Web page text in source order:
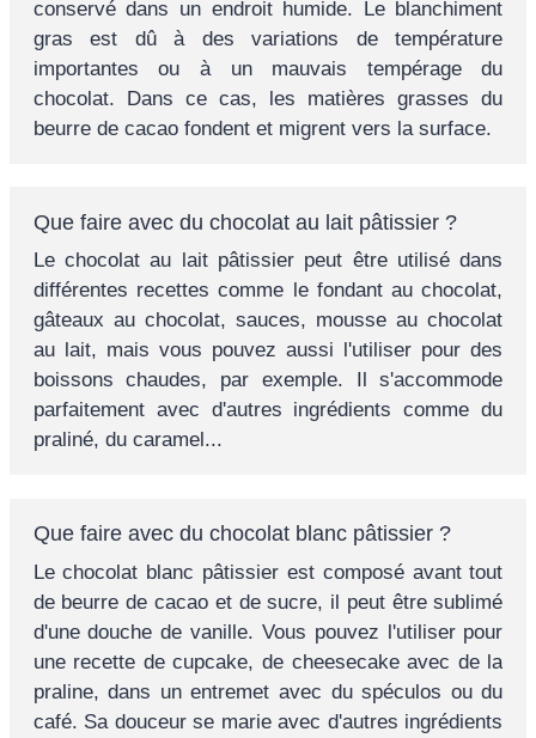
conservé dans un endroit humide. Le blanchiment
gras est dû à des variations de température
importantes ou à un mauvais tempérage du
chocolat. Dans ce cas, les matières grasses du
beurre de cacao fondent et migrent vers la surface.
Que faire avec du chocolat au lait pâtissier ?
Le chocolat au lait pâtissier peut être utilisé dans
différentes recettes comme le fondant au chocolat,
gâteaux au chocolat, sauces, mousse au chocolat
au lait, mais vous pouvez aussi l'utiliser pour des
boissons chaudes, par exemple. Il s'accommode
parfaitement avec d'autres ingrédients comme du
praliné, du caramel...
Que faire avec du chocolat blanc pâtissier ?
Le chocolat blanc pâtissier est composé avant tout
de beurre de cacao et de sucre, il peut être sublimé
d'une douche de vanille. Vous pouvez l'utiliser pour
une recette de cupcake, de cheesecake avec de la
praline, dans un entremet avec du spéculos ou du
café. Sa douceur se marie avec d'autres ingrédients